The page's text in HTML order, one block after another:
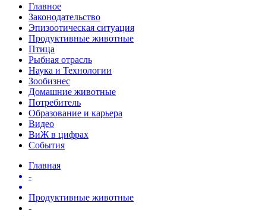
Главное
Законодательство
Эпизоотическая ситуация
Продуктивные животные
Птица
Рыбная отрасль
Наука и Технологии
Зообизнес
Домашние животные
Потребитель
Образование и карьера
Видео
ВиЖ в цифрах
События
Главная
-
Продуктивные животные
-